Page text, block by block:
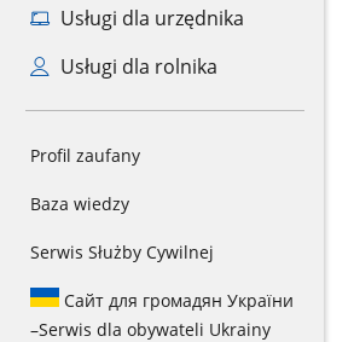
Usługi dla urzędnika
Usługi dla rolnika
Profil zaufany
Baza wiedzy
Serwis Służby Cywilnej
Сайт для громадян України
–Serwis dla obywateli Ukrainy